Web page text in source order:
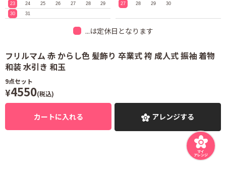
23
24 25 26 27 28
29
30
31
27
28 29 30
...は定休日となります
フリルマム 赤 からし色 髪飾り 卒業式 袴 成人式 振袖 着物
和装 水引き 和玉
9点セット
¥4550(税込)
アレンジする
カートに入れる
マイ
アレンジ